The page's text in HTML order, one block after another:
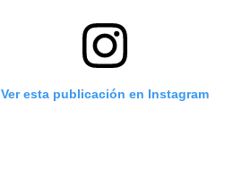
Ver esta publicación en Instagram